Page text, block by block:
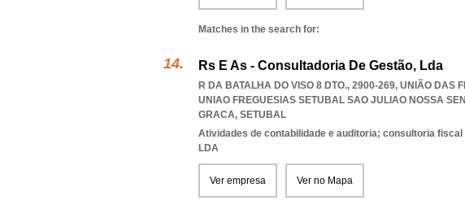
Matches in the search for:
Rs E As - Consultadoria De Gestão, Lda
R DA BATALHA DO VISO 8 DTO., 2900-269, UNIÃO DAS
UNIAO FREGUESIAS SETUBAL SAO JULIAO NOSSA
GRACA, SETUBAL
Atividades de contabilidade e auditoria; consultoria fiscal
LDA
Ver empresa Ver no Mapa